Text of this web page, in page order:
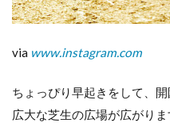
via www.instagram.com
ちょっぴり早起きをして、
広大な芝生の広場が広がり